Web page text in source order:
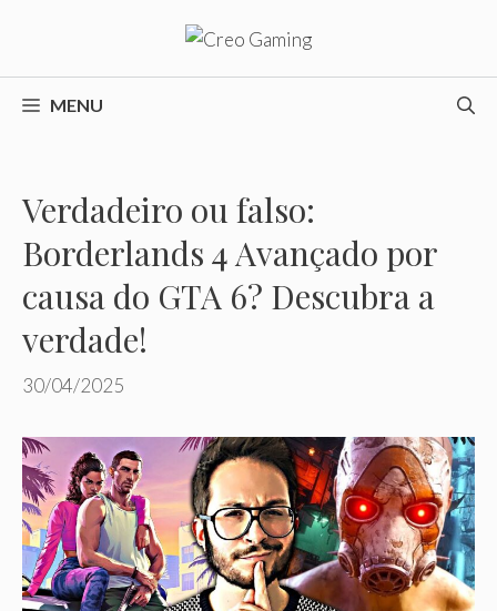
o
conteúdoMENU
Verdadeiro ou falso:
Borderlands 4 Avançado por
causa do GTA 6? Descubra a
verdade!
30/04/2025